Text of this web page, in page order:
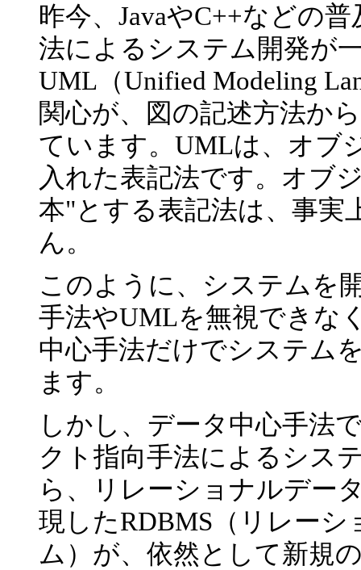
昨今、JavaやC++などの
法によるシステム開発が
UML（Unified Modeling
関心が、図の記述方法か
ています。UMLは、オブ
入れた表記法です。オブ
本"とする表記法は、事実
ん。
このように、システムを
手法やUMLを無視できな
中心手法だけでシステム
ます。
しかし、データ中心手法
クト指向手法によるシス
ら、リレーショナルデー
現したRDBMS（リレー
ム）が、依然として新規